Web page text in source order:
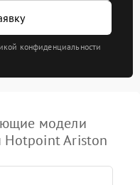
конфиденциальности
модели
Ariston